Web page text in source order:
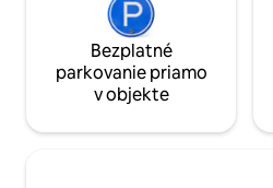
Bezplatné
parkovanie priamo
v objekte